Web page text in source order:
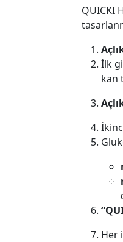
QUICKI
İlk
kan
Her